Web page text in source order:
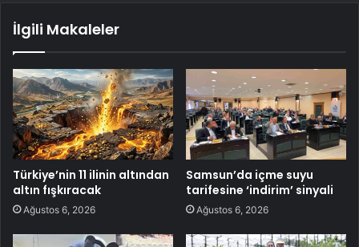
İlgili Makaleler
Türkiye’nin 11 ilinin altından
altın fışkıracak
Ağustos 6, 2026
Samsun’da içme suyu
tarifesine ‘indirim’ sinyali
Ağustos 6, 2026